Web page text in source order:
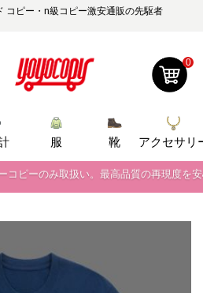
コピー・n級コピー激安通販の先駆者
0
服 靴
アクセサリ
コピーのみ取扱い。最高品質の再現度を
中のご注文でお得な割引をご利用いただ
パーコピー バッグ最新モデルが登場。
コピーのみ取扱い。最高品質の再現度を
間中のご注文でお得な割引をご利用いただ